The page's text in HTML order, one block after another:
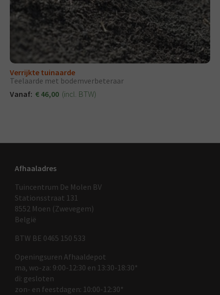
Verrijkte tuinaarde
Teelaarde met bodemverbeteraar
Vanaf: € 46,00 (incl. BTW)
Afhaaladres
Tuincentrum De Molen BV
Stationsstraat 131
8552 Moen (Zwevegem)
België
BTW BE 0465 150 533
Openingsuren Afhaaldepot
ma, wo-za: 9:00-12:30 en 13:30-18:30*
di: gesloten
zon- en feestdagen: 10:00-12:30*